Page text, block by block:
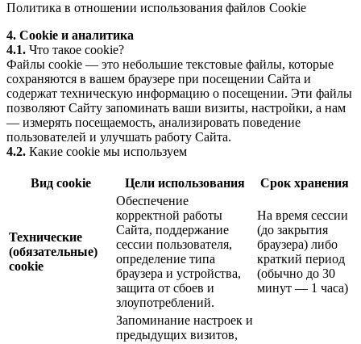
Политика в отношении использования файлов Cookie
4. Cookie и аналитика
4.1. Что такое cookie?
Файлы cookie — это небольшие текстовые файлы, которые
сохраняются в вашем браузере при посещении Сайта и
содержат техническую информацию о посещении. Эти файлы
позволяют Сайту запоминать ваши визиты, настройки, а нам
— измерять посещаемость, анализировать поведение
пользователей и улучшать работу Сайта.
4.2. Какие cookie мы используем
Вид cookie Цели использования Срок хранения
Технические
(обязательные)
cookie
Обеспечение
корректной работы
Сайта, поддержание
сессии пользователя,
определение типа
браузера и устройства,
защита от сбоев и
злоупотреблений.
На время сессии
(до закрытия
браузера) либо
краткий период
(обычно до 30
минут — 1 часа)
Запоминание настроек и
предыдущих визитов,